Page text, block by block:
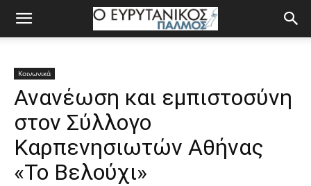
Κοινωνικά
Ανανέωση και εμπιστοσύνη
στον Σύλλογο
Καρπενησιωτών Αθήνας
«Το Βελούχι»